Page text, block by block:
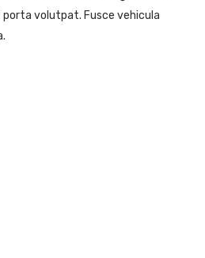
porta volutpat. Fusce vehicula